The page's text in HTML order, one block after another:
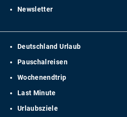
Newsletter
Deutschland Urlaub
Pauschalreisen
Wochenendtrip
Last Minute
Urlaubsziele